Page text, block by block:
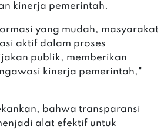
kinerja pemerintah.
yang mudah, masyarakat
aktif dalam proses
publik, memberikan
kinerja pemerintah,"
bahwa transparansi
alat efektif untuk